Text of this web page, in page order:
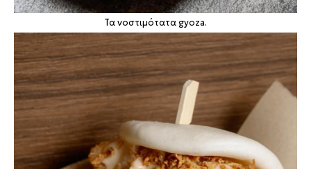
Τα νοστιμότατα gyoza.